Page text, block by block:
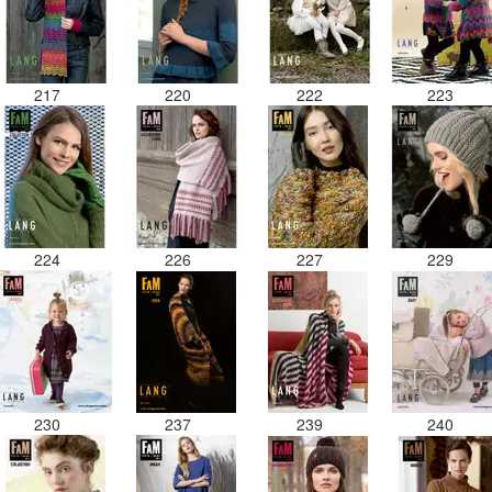
217 220 222 223
224 226 227 229
230 237 239 240